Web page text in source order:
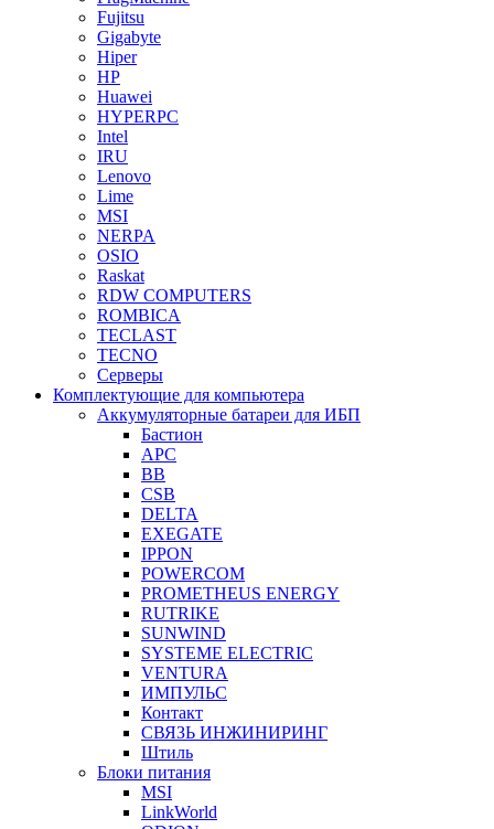
Fujitsu
Gigabyte
Hiper
HP
Huawei
HYPERPC
Intel
IRU
Lenovo
Lime
MSI
NERPA
OSIO
Raskat
RDW COMPUTERS
ROMBICA
TECLAST
TECNO
Серверы
Комплектующие для компьютера
Аккумуляторные батареи для ИБП
Бастион
APC
BB
CSB
DELTA
EXEGATE
IPPON
POWERCOM
PROMETHEUS ENERGY
RUTRIKE
SUNWIND
SYSTEME ELECTRIC
VENTURA
ИМПУЛЬС
Контакт
СВЯЗЬ ИНЖИНИРИНГ
Штиль
Блоки питания
MSI
LinkWorld